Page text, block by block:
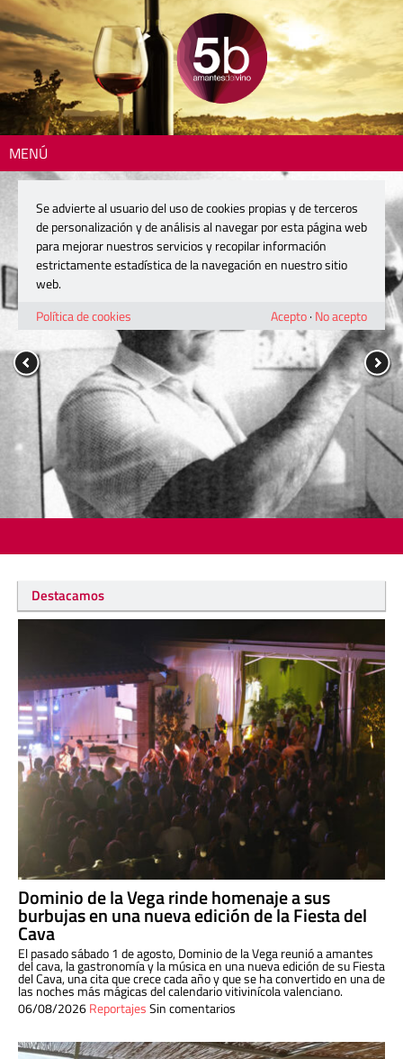
MENÚ
Destacamos
Dominio de la Vega rinde homenaje a sus
burbujas en una nueva edición de la Fiesta del
Cava
El pasado sábado 1 de agosto, Dominio de la Vega reunió a amantes
del cava, la gastronomía y la música en una nueva edición de su Fiesta
del Cava, una cita que crece cada año y que se ha convertido en una de
las noches más mágicas del calendario vitivinícola valenciano.
06/08/2026ReportajesSin comentarios
Se advierte al usuario del uso de cookies propias y de terceros
de personalización y de análisis al navegar por esta página web
para mejorar nuestros servicios y recopilar información
estrictamente estadística de la navegación en nuestro sitio
web.
Política de cookies
Acepto· No acepto